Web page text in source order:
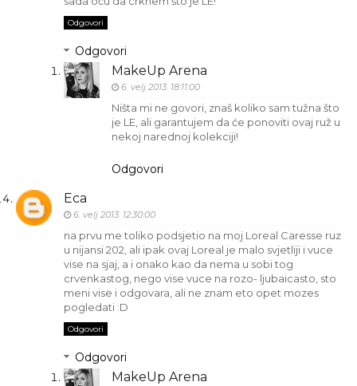
Odgovori
Odgovori
MakeUp Arena
6. velj 2013. 18:11:00
Ništa mi ne govori, znaš koliko sam tužna što
je LE, ali garantujem da će ponoviti ovaj ruž u
nekoj narednoj kolekciji!
Odgovori
Eca
6. velj 2013. 12:30:00
na prvu me toliko podsjetio na moj Loreal Caresse ruz
u nijansi 202, ali ipak ovaj Loreal je malo svjetliji i vuce
vise na sjaj, a i onako kao da nema u sobi tog
crvenkastog, nego vise vuce na rozo- ljubaicasto, sto
meni vise i odgovara, ali ne znam eto opet mozes
pogledati :D
Odgovori
Odgovori
MakeUp Arena